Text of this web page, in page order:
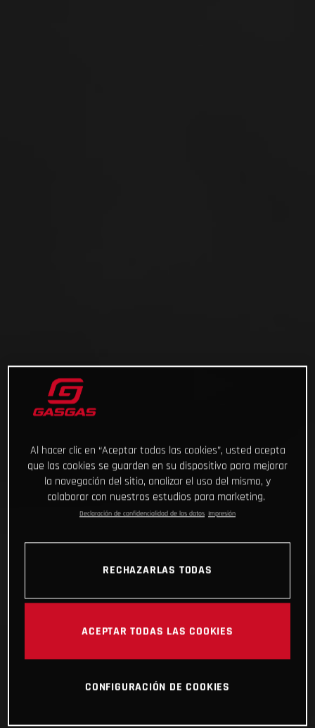
Al hacer clic en “Aceptar todas las cookies”, usted acepta
que las cookies se guarden en su dispositivo para mejorar
la navegación del sitio, analizar el uso del mismo, y
colaborar con nuestros estudios para marketing.
Declaración de confidencialidad de los datos Impresión
RECHAZARLAS TODAS
ACEPTAR TODAS LAS COOKIES
CONFIGURACIÓN DE COOKIES